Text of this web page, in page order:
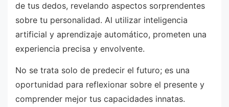
de tus dedos, revelando aspectos sorprendentes
sobre tu personalidad. Al utilizar inteligencia
artificial y aprendizaje automático, prometen una
experiencia precisa y envolvente.
No se trata solo de predecir el futuro; es una
oportunidad para reflexionar sobre el presente y
comprender mejor tus capacidades innatas.